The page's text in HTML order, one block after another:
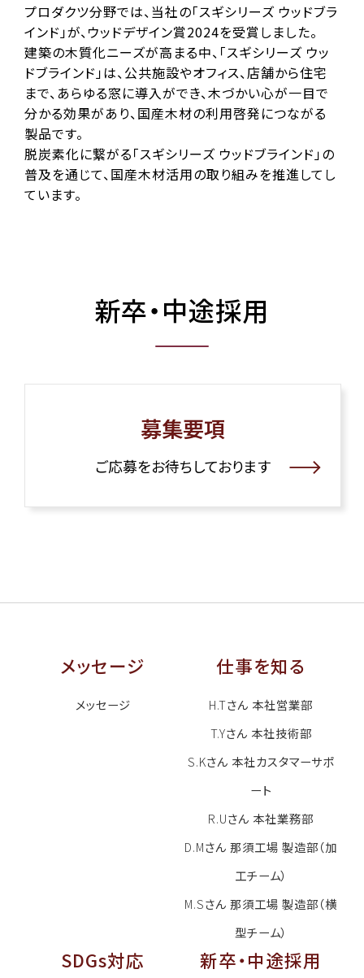
プロダクツ分野では、当社の「スギシリーズ ウッドブラ
インド」が、ウッドデザイン賞2024を受賞しました。
建築の木質化ニーズが高まる中、「スギシリーズ ウッ
ドブラインド」は、公共施設やオフィス、店舗から住宅
まで、あらゆる窓に導入ができ、木づかい心が一目で
分かる効果があり、国産木材の利用啓発につながる
製品です。
脱炭素化に繋がる「スギシリーズ ウッドブラインド」の
普及を通じて、国産木材活用の取り組みを推進してし
ています。
新卒・中途採用
募集要項
ご応募をお待ちしております
メッセージ
メッセージ
仕事を知る
H.Tさん 本社営業部
T.Yさん 本社技術部
S.Kさん 本社カスタマーサポ
ート
R.Uさん 本社業務部
D.Mさん 那須工場 製造部（加
工チーム）
M.Sさん 那須工場 製造部（横
型チーム）
SDGs対応 新卒・中途採用